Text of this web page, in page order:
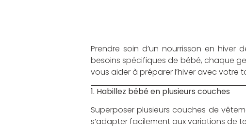
Prendre soin d’un nourrisson en hiver
besoins spécifiques de bébé, chaque
vous aider à préparer l’hiver avec
1. Habillez bébé en plusieurs couches
Superposer plusieurs couches de
s’adapter facilement aux variations de